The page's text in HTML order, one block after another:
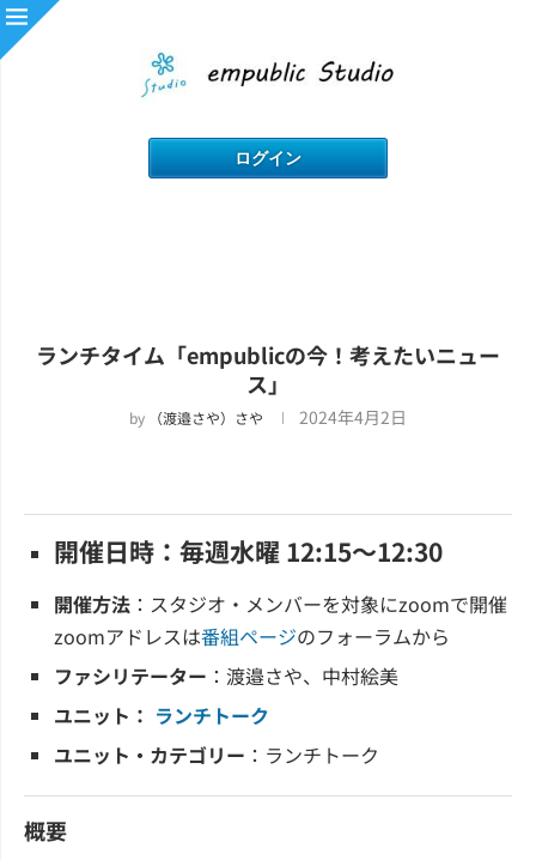
ランチタイム「empublicの今！考えたいニュー
ス」
by （渡邉さや）さや 2024年4月2日
開催日時：毎週水曜 12:15～12:30
開催方法 ：スタジオ・メンバーを対象にzoomで開催
zoomアドレスは番組ページのフォーラムから
ファシリテーター ：渡邉さや、中村絵美
ユニット： ランチトーク
ユニット・カテゴリー ：ランチトーク
概要